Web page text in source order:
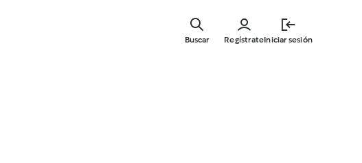
RegístrateIniciar sesión
Buscar